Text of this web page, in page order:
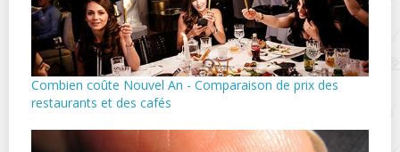
Combien coûte Nouvel An - Comparaison de prix des
restaurants et des cafés